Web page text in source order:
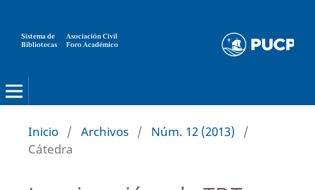
Sistema de
Bibliotecas
Asociación Civil
Foro Académico
Inicio / Archivos / Núm. 12 (2013)
/
Cátedra